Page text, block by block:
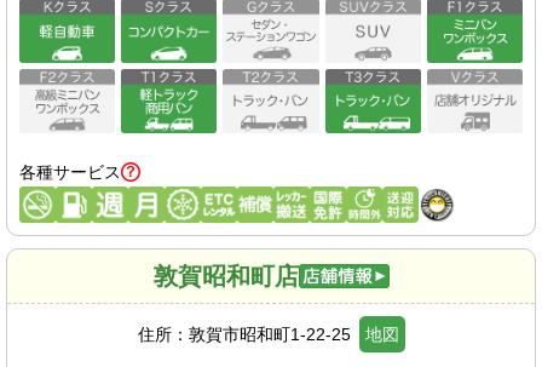
各種サービス
敦賀昭和町店
住所： 敦賀市昭和町1-22-25 地図